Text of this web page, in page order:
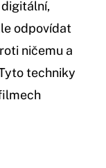
odpovídat
ničemu a
techniky